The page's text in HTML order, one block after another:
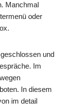
Manchmal
oder
und
Im
In diesem
im detail